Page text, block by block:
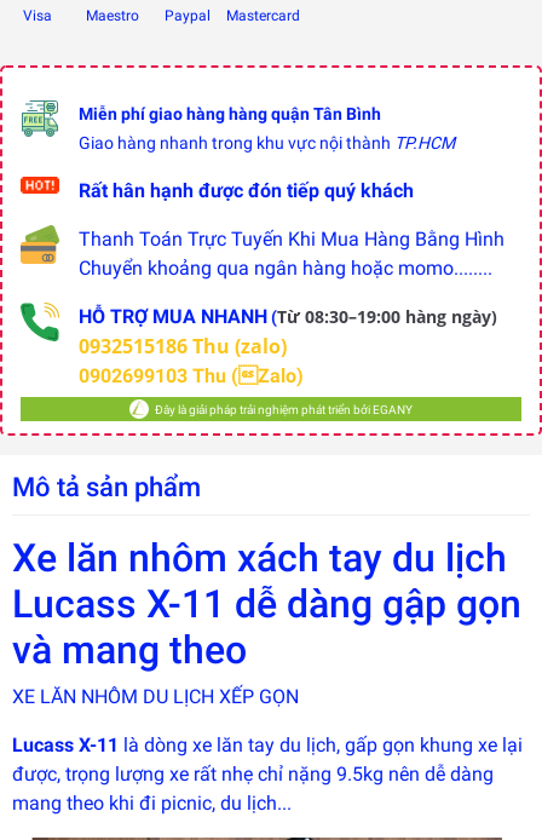
Visa Maestro Paypal Mastercard
Miễn phí giao hàng hàng quận Tân Bình
Giao hàng nhanh trong khu vực nội thành TP.HCM
Rất hân hạnh được đón tiếp quý khách
Thanh Toán Trực Tuyến Khi Mua Hàng Bằng Hình
Chuyển khoảng qua ngân hàng hoặc momo........
HỖ TRỢ MUA NHANH(Từ 08:30–19:00 hàng ngày)
0932515186 Thu (zalo)
0902699103 Thu (Zalo)
Đây là giải pháp trải nghiệm phát triển bởi EGANY
Mô tả sản phẩm
Xe lăn nhôm xách tay du lịch
Lucass X-11 dễ dàng gập gọn
và mang theo
XE LĂN NHÔM DU LỊCH XẾP GỌN
Lucass X-11 là dòng xe lăn tay du lịch, gấp gọn khung xe lại
được, trọng lượng xe rất nhẹ chỉ nặng 9.5kg nên dễ dàng
mang theo khi đi picnic, du lịch...
Đây là
giải